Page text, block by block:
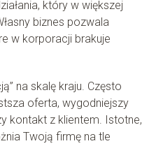
który w większej
biznes pozwala
w korporacji brakuje
na skalę kraju. Często
oferta, wygodniejszy
kontakt z klientem. Istotne,
Twoją firmę na tle